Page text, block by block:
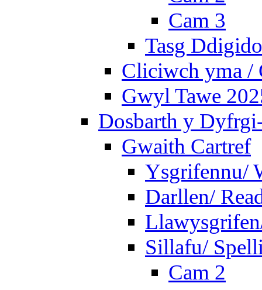
Cam 3
Tasg
Cliciwch yma /
Gwyl Tawe
Dosbarth y
Gwaith Cartref
Ysgrifennu/
Darllen/
Sillafu/
Cam 2